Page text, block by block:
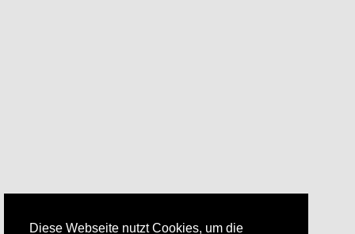
Diese Webseite nutzt Cookies, um die